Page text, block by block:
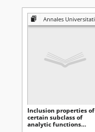
Annales Universitatis Mariae Curie-Skłodowska. Sectio A, Mathematica
Inclusion properties of
certain subclass of
analytic functions